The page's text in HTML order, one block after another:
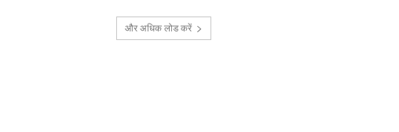
और अधिक लोड करें